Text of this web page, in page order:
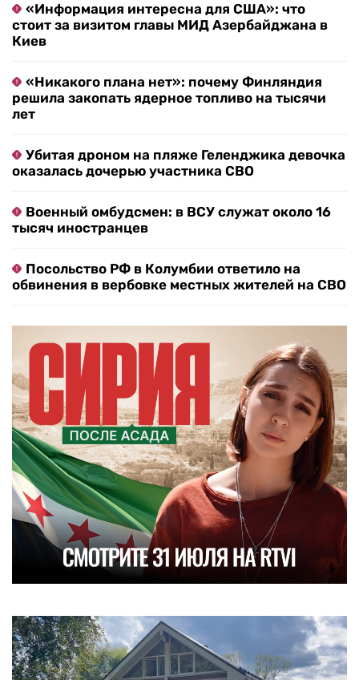
«Информация интересна для США»: что
стоит за визитом главы МИД Азербайджана в
Киев
«Никакого плана нет»: почему Финляндия
решила закопать ядерное топливо на тысячи
лет
Убитая дроном на пляже Геленджика девочка
оказалась дочерью участника СВО
Военный омбудсмен: в ВСУ служат около 16
тысяч иностранцев
Посольство РФ в Колумбии ответило на
обвинения в вербовке местных жителей на СВО